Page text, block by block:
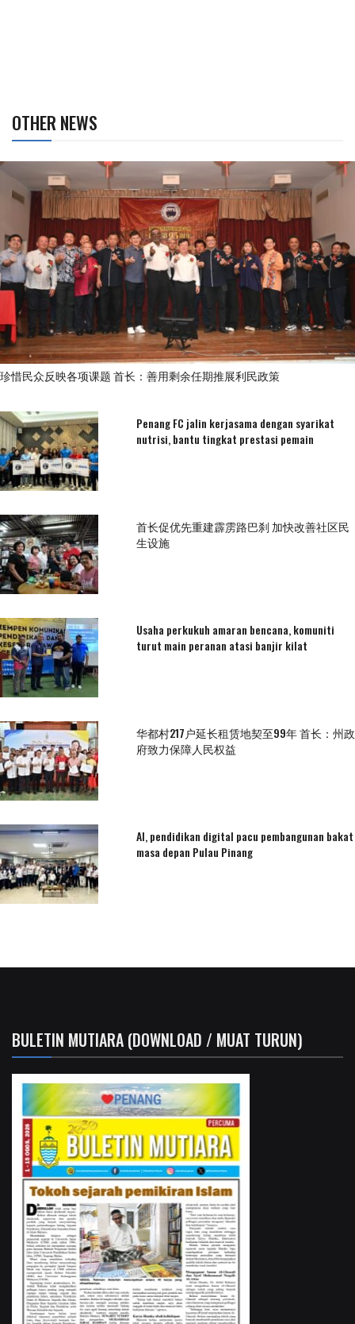
OTHER NEWS
珍惜民众反映各项课题 首长：善用剩余任期推展利民政策
Penang FC jalin kerjasama dengan syarikat
nutrisi, bantu tingkat prestasi pemain
首长促优先重建霹雳路巴刹 加快改善社区民
生设施
Usaha perkukuh amaran bencana, komuniti
turut main peranan atasi banjir kilat
华都村217户延长租赁地契至99年 首长：州政
府致力保障人民权益
AI, pendidikan digital pacu pembangunan bakat
masa depan Pulau Pinang
BULETIN MUTIARA (DOWNLOAD / MUAT TURUN)